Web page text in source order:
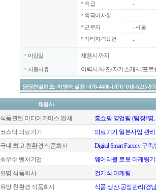
* 직급
-
* 외국어사항
-
* 근무지
- 서울
* 기타자격요건
-
마감일 채용시까지
지원서류 이력서/사진/자기소개서/포트
담당컨설턴트: 이영숙 실장 / 070-4486-1870 / 010-6215-
채용사
식품관련 미디어커머스 업체 홈쇼핑 영업팀 (팀장1명
코스닥 의료기기 의료기기 일본사업 관리
국내 최고 친환경 식품회사 Digital Smart Factory 구축
최우수 벤처기업 웨어러블 로봇 마케팅기
유명 식품회사 건기식 마케팅
유망 친환경 식품회사 식품 생산.공정관리(경